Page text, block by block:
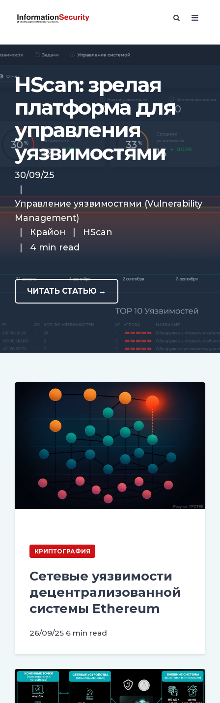
HScan: зрелая
платформа для
управления
уязвимостями
30/09/25
Управление уязвимостями (Vulnerability
Management)
Крайон
HScan
|
4 min read
ЧИТАТЬ СТАТЬЮ →
КРИПТОГРАФИЯ
Сетевые уязвимости
децентрализованной
системы Ethereum
26/09/25 6 min read